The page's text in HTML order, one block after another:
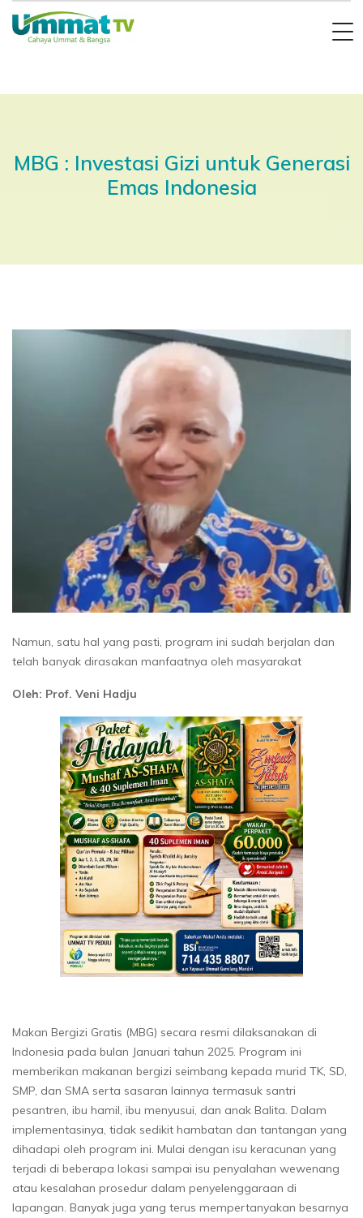
MBG : Investasi Gizi untuk Generasi
Emas Indonesia
Namun, satu hal yang pasti, program ini sudah berjalan dan
telah banyak dirasakan manfaatnya oleh masyarakat
Oleh: Prof. Veni Hadju
Makan Bergizi Gratis (MBG) secara resmi dilaksanakan di
Indonesia pada bulan Januari tahun 2025. Program ini
memberikan makanan bergizi seimbang kepada murid TK, SD,
SMP, dan SMA serta sasaran lainnya termasuk santri
pesantren, ibu hamil, ibu menyusui, dan anak Balita. Dalam
implementasinya, tidak sedikit hambatan dan tantangan yang
dihadapi oleh program ini. Mulai dengan isu keracunan yang
terjadi di beberapa lokasi sampai isu penyalahan wewenang
atau kesalahan prosedur dalam penyelenggaraan di
lapangan. Banyak juga yang terus mempertanyakan besarnya